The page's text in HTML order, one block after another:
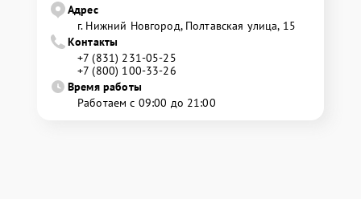
Адрес
г. Нижний Новгород, Полтавская улица, 15
Контакты
+7 (831) 231-05-25
+7 (800) 100-33-26
Время работы
Работаем с 09:00 до 21:00